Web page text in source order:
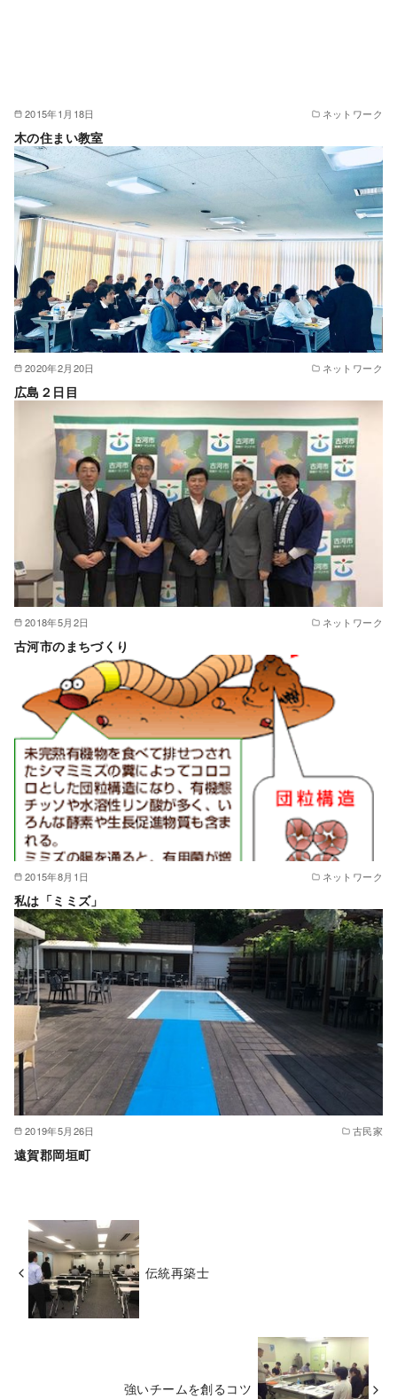
2015年1月18日 ネットワーク
木の住まい教室
2020年2月20日 ネットワーク
広島２日目
2018年5月2日 ネットワーク
古河市のまちづくり
2015年8月1日 ネットワーク
私は「ミミズ」
2019年5月26日 古民家
遠賀郡岡垣町
伝統再築士
強いチームを創るコツ